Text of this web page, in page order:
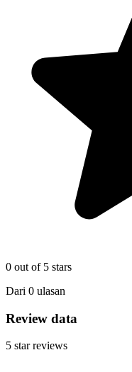
0 out of 5 stars
Dari 0 ulasan
Review data
5 star reviews